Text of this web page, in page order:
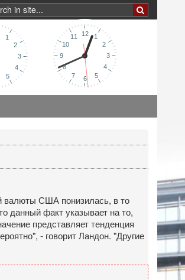
валюты США понизилась, в то
данный факт указывает на то,
представляет тенденция
- говорит Ландон. "Другие